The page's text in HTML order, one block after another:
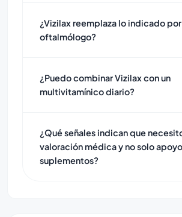
¿Vizilax reemplaza lo indicado
oftalmólogo?
¿Puedo combinar Vizilax con un
multivitamínico diario?
¿Qué señales indican que
valoración médica y no solo
suplementos?